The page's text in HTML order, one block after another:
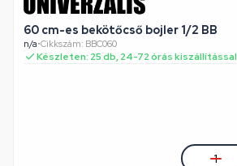
60 cm-es bekötőcső bojler 1/2 BB
n/a•Cikkszám: BBC060
Készleten: 25 db, 24-72 órás kiszállítással